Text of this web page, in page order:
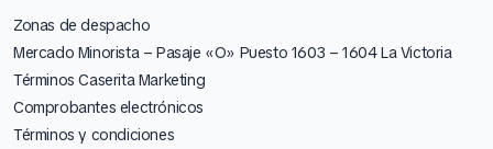
Zonas de despacho
Mercado Minorista – Pasaje «O» Puesto 1603 – 1604 La Victoria
Términos Caserita Marketing
Comprobantes electrónicos
Términos y condiciones